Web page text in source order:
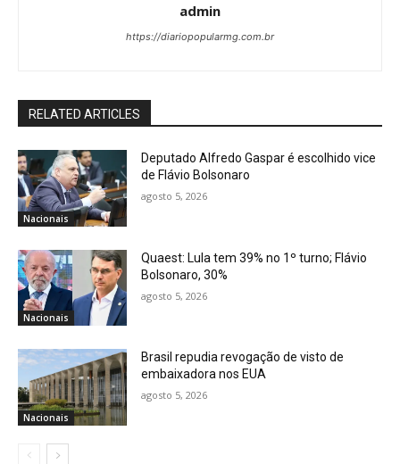
admin
https://diariopopularmg.com.br
RELATED ARTICLES
Nacionais
Deputado Alfredo Gaspar é escolhido vice
de Flávio Bolsonaro
agosto 5, 2026
Nacionais
Quaest: Lula tem 39% no 1º turno; Flávio
Bolsonaro, 30%
agosto 5, 2026
Nacionais
Brasil repudia revogação de visto de
embaixadora nos EUA
agosto 5, 2026